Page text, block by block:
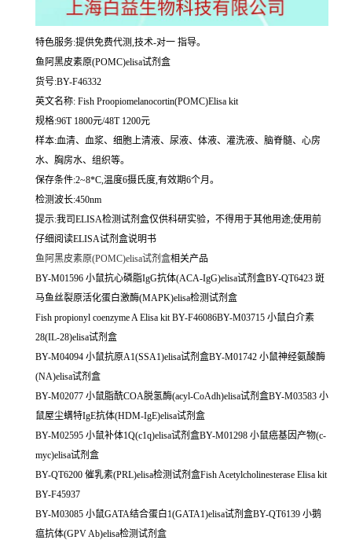
特色服务:提供免费代测,技术-对一 指导。
鱼阿黑皮素原(POMC)elisa试剂盒
货号:BY-F46332
英文名称: Fish Proopiomelanocortin(POMC)Elisa kit
规格:96T 1800元/48T 1200元
样本:血清、血浆、细胞上清液、尿液、体液、灌洗液、脑脊髓、心房
水、胸房水、组织等。
保存条件:2~8*C,温度6摄氏度,有效期6个月。
检测波长:450nm
提示:我司ELISA检测试剂盒仅供科研实验，不得用于其他用途;使用前
仔细阅读ELISA试剂盒说明书
鱼阿黑皮素原(POMC)elisa试剂盒相关产品
BY-M01596 小鼠抗心磷脂IgG抗体(ACA-IgG)elisa试剂盒BY-QT6423 斑
马鱼丝裂原活化蛋白激酶(MAPK)elisa检测试剂盒
Fish propionyl coenzyme A Elisa kit BY-F46086BY-M03715 小鼠白介素
28(IL-28)elisa试剂盒
BY-M04094 小鼠抗原A1(SSA1)elisa试剂盒BY-M01742 小鼠神经氨酸酶
(NA)elisa试剂盒
BY-M02077 小鼠脂酰COA脱氢酶(acyl-CoAdh)elisa试剂盒BY-M03583 小
鼠屋尘螨特IgE抗体(HDM-IgE)elisa试剂盒
BY-M02595 小鼠补体1Q(c1q)elisa试剂盒BY-M01298 小鼠癌基因产物(c-
myc)elisa试剂盒
BY-QT6200 催乳素(PRL)elisa检测试剂盒Fish Acetylcholinesterase Elisa kit
BY-F45937
BY-M03085 小鼠GATA结合蛋白1(GATA1)elisa试剂盒BY-QT6139 小鹅
瘟抗体(GPV Ab)elisa检测试剂盒